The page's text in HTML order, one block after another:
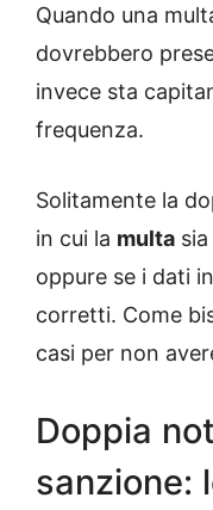
Quando una
dovrebbero
invece sta
frequenza.
Solitamente la
in cui la multa
oppure se i dati
corretti. Come
casi per non
Doppia
sanzione: